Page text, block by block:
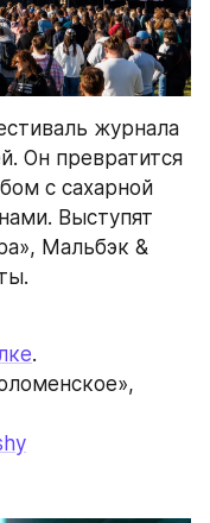
журнала
Он превратится
с сахарной
Выступят
Мальбэк &
.